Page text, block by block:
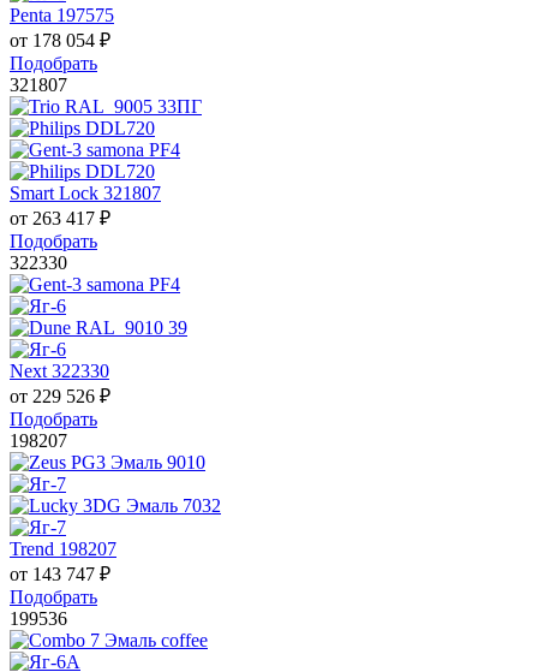
Penta 197575
от 178 054 ₽
Подобрать
321807
Smart Lock 321807
от 263 417 ₽
Подобрать
322330
Next 322330
от 229 526 ₽
Подобрать
198207
Trend 198207
от 143 747 ₽
Подобрать
199536